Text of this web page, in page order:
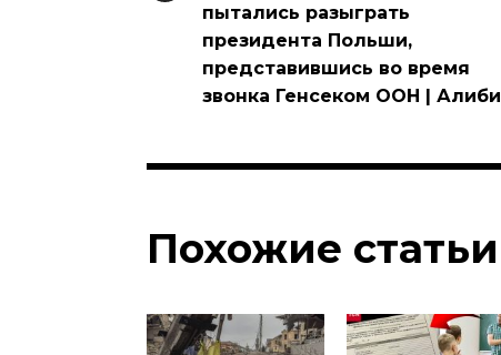
пытались разыграть
президента Польши,
представившись во время
звонка Генсеком ООН | Алиби
Похожие статьи